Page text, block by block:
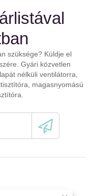
szüksége? Küldje el
Gyári közvetlen
nélküli ventilátorra,
magasnyomású